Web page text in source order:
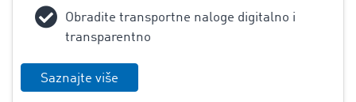
Obradite transportne naloge digitalno i
transparentno
Saznajte više